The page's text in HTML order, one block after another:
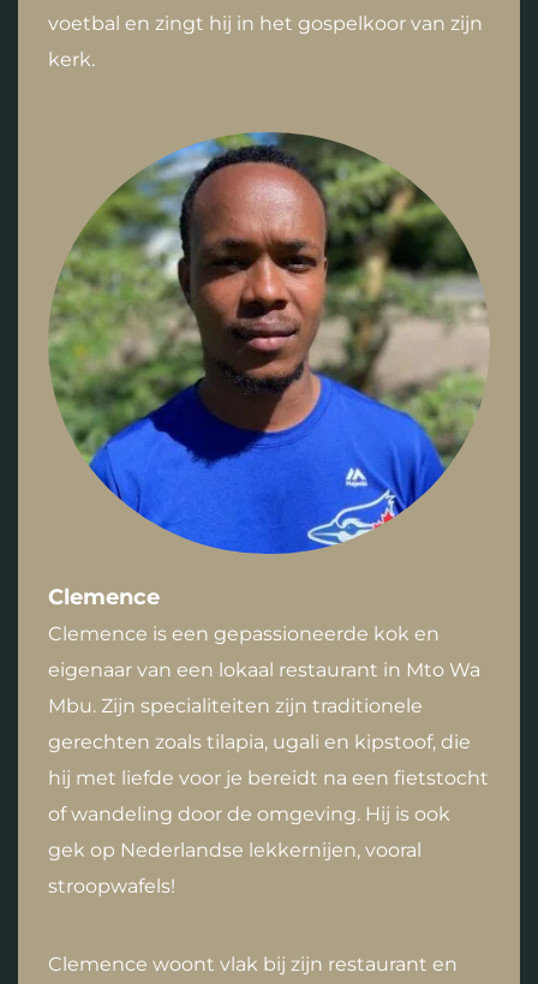
voetbal en zingt hij in het gospelkoor van zijn
kerk.
Clemence
Clemence is een gepassioneerde kok en
eigenaar van een lokaal restaurant in Mto Wa
Mbu. Zijn specialiteiten zijn traditionele
gerechten zoals tilapia, ugali en kipstoof, die
hij met liefde voor je bereidt na een fietstocht
of wandeling door de omgeving. Hij is ook
gek op Nederlandse lekkernijen, vooral
stroopwafels!
Clemence woont vlak bij zijn restaurant en